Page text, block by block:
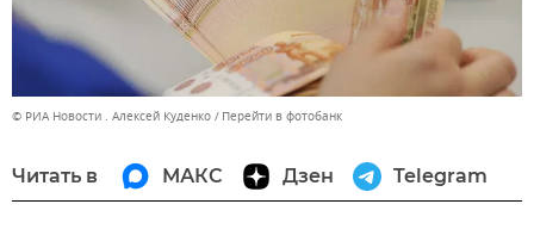
© РИА Новости . Алексей Куденко Перейти в фотобанк
Читать в МАКС Дзен Telegram